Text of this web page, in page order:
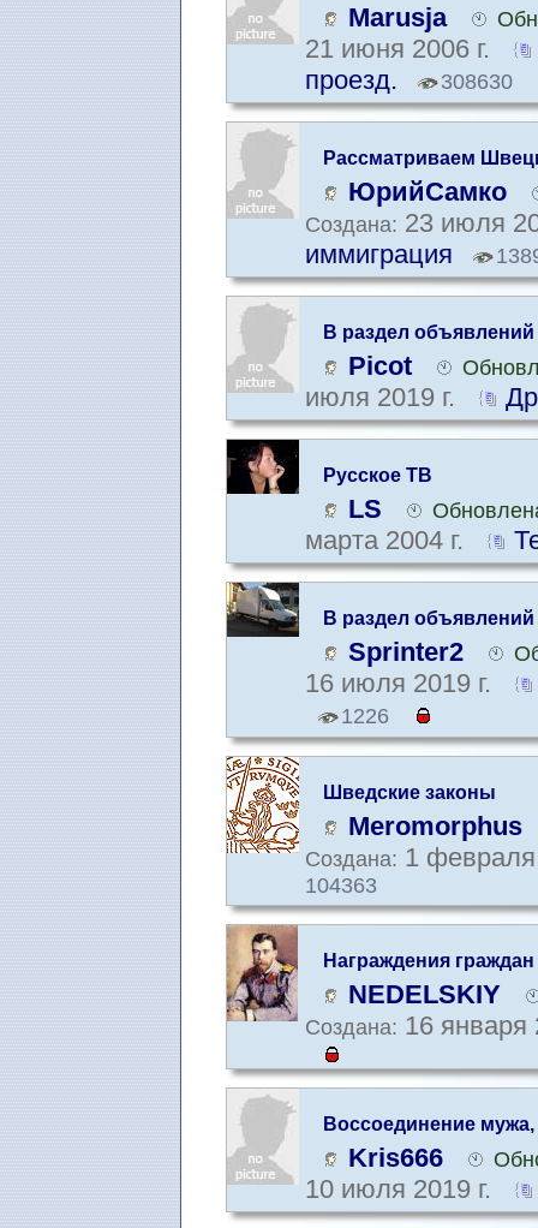
Marusja
21 июня 2006 г.
проезд.
308630
Рассматриваем
ЮрийСамко
Создана: 23 июля
иммиграция
В раздел
Picot
июля 2019 г.
Русское ТВ
LS
марта 2004 г.
В раздел
Sprinter2
16 июля 2019 г.
1226
Шведские законы
Meromorphus
Создана: 1
104363
Награждения граждан
NEDELSKIY
Создана: 16 января
Воссоединение
Kris666
10 июля 2019 г.